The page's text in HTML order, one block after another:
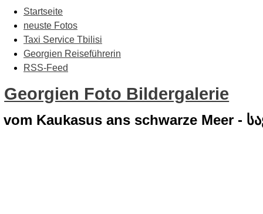
Startseite
neuste Fotos
Taxi Service Tbilisi
Georgien Reiseführerin
RSS-Feed
Georgien Foto Bildergalerie
vom Kaukasus ans schwarze Meer -